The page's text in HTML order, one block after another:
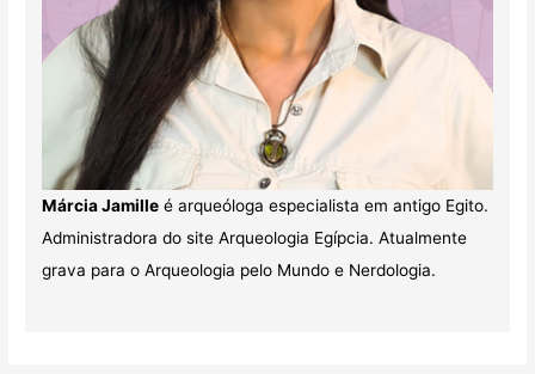
Márcia Jamilleé arqueóloga especialista em antigo Egito.
Administradora do site Arqueologia Egípcia. Atualmente
grava para o Arqueologia pelo Mundo e Nerdologia.